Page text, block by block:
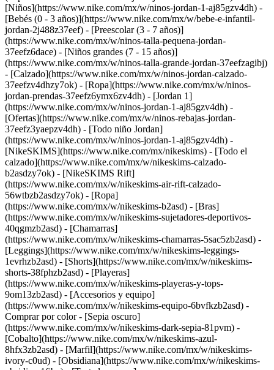
[Niños](https://www.nike.com/mx/w/ninos-jordan-1-aj85gzv4dh) -
[Bebés (0 - 3 años)](https://www.nike.com/mx/w/bebe-e-infantil-
jordan-2j488z37eef) - [Preescolar (3 - 7 años)]
(https://www.nike.com/mx/w/ninos-talla-pequena-jordan-
37eefz6dace) - [Niños grandes (7 - 15 años)]
(https://www.nike.com/mx/w/ninos-talla-grande-jordan-37eefzagibj)
- [Calzado](https://www.nike.com/mx/w/ninos-jordan-calzado-
37eefzv4dhzy7ok) - [Ropa](https://www.nike.com/mx/w/ninos-
jordan-prendas-37eefz6ymx6zv4dh) - [Jordan 1]
(https://www.nike.com/mx/w/ninos-jordan-1-aj85gzv4dh) -
[Ofertas](https://www.nike.com/mx/w/ninos-rebajas-jordan-
37eefz3yaepzv4dh) - [Todo niño Jordan]
(https://www.nike.com/mx/w/ninos-jordan-1-aj85gzv4dh) -
[NikeSKIMS](https://www.nike.com/mx/nikeskims) - [Todo el
calzado](https://www.nike.com/mx/w/nikeskims-calzado-
b2asdzy7ok) - [NikeSKIMS Rift]
(https://www.nike.com/mx/w/nikeskims-air-rift-calzado-
56wtbzb2asdzy7ok) - [Ropa]
(https://www.nike.com/mx/w/nikeskims-b2asd) - [Bras]
(https://www.nike.com/mx/w/nikeskims-sujetadores-deportivos-
40qgmzb2asd) - [Chamarras]
(https://www.nike.com/mx/w/nikeskims-chamarras-5sac5zb2asd) -
[Leggings](https://www.nike.com/mx/w/nikeskims-leggings-
1evrhzb2asd) - [Shorts](https://www.nike.com/mx/w/nikeskims-
shorts-38fphzb2asd) - [Playeras]
(https://www.nike.com/mx/w/nikeskims-playeras-y-tops-
9om13zb2asd) - [Accesorios y equipo]
(https://www.nike.com/mx/w/nikeskims-equipo-6bvfkzb2asd) -
Comprar por color - [Sepia oscuro]
(https://www.nike.com/mx/w/nikeskims-dark-sepia-81pvm) -
[Cobalto](https://www.nike.com/mx/w/nikeskims-azul-
8hfx3zb2asd) - [Marfil](https://www.nike.com/mx/w/nikeskims-
ivory-c0ud) - [Obsidiana](https://www.nike.com/mx/w/nikeskims-